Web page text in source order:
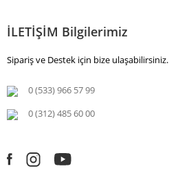
İLETİŞİM Bilgilerimiz
Sipariş ve Destek için bize ulaşabilirsiniz.
0 (533) 966 57 99
0 (312) 485 60 00